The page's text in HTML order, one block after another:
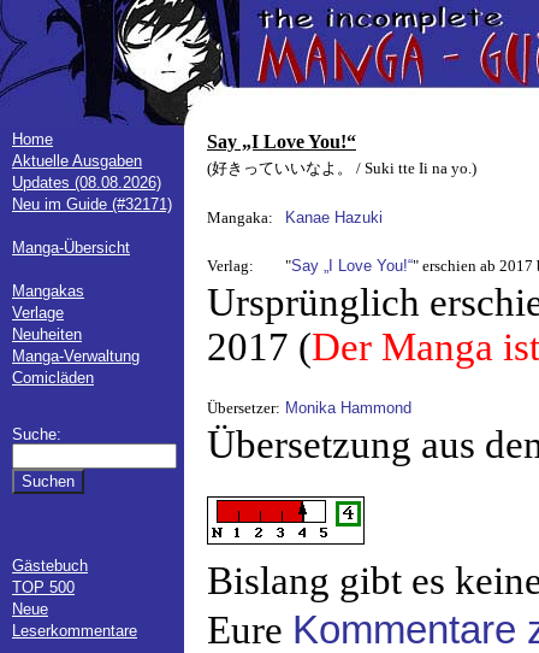
Home
Aktuelle Ausgaben
Updates (08.08.2026)
Neu im Guide (#32171)
Manga-Übersicht
Mangakas
Verlage
Neuheiten
Manga-Verwaltung
Comicläden
Suche:
Gästebuch
TOP 500
Neue
Leserkommentare
Say „I Love You!“
(好きっていいなよ。 / Suki tte Ii na yo.)
Mangaka: Kanae Hazuki
Verlag: "Say „I Love You!“" erschien ab
Ursprünglich
2017 (Der Manga
Übersetzer: Monika Hammond
Übersetzung aus
Bislang gibt es
Eure Kommentare